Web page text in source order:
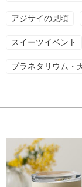
アジサイの見頃
スイーツイベント
プラネタリウム・